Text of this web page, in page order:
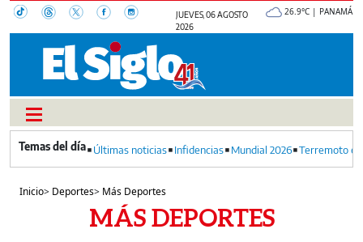
JUEVES, 06 AGOSTO
2026
26.9°C | PANAMÁ
Últimas noticias Infidencias Mundial 2026 Terremoto
Inicio> Deportes> Más Deportes
MÁS DEPORTES